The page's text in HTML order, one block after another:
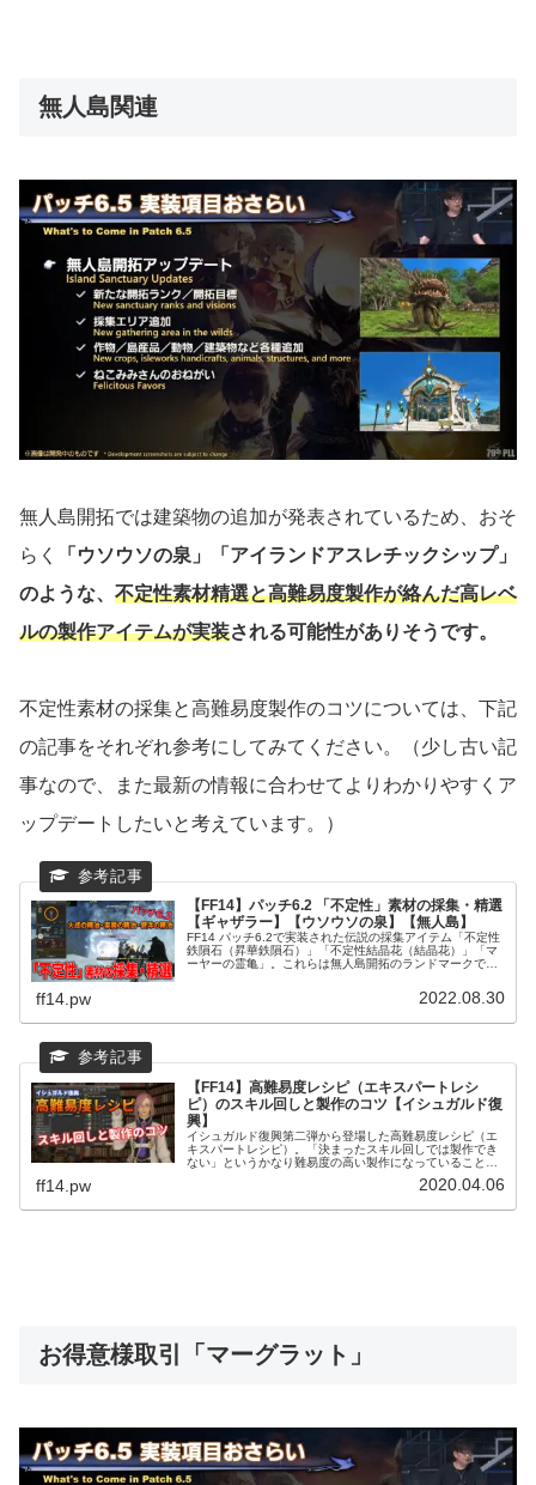
無人島関連
無人島開拓では建築物の追加が発表されているため、おそ
らく
「ウソウソの泉」「アイランドアスレチックシップ」
のような、 不定性素材精選と高難易度製作が絡んだ高レベ
ルの製作アイテムが実装される可能性がありそうです。
不定性素材の採集と高難易度製作のコツについては、下記
の記事をそれぞれ参考にしてみてください。（少し古い記
事なので、また最新の情報に合わせてよりわかりやすくア
ップデートしたいと考えています。）
【FF14】パッチ6.2 「不定性」素材の採集・精選
【ギャザラー】【ウソウソの泉】【無人島】
FF14 パッチ6.2で実装された伝説の採集アイテム「不定性
鉄隕石（昇華鉄隕石）」「不定性結晶花（結晶花）」「マ
ーヤーの霊亀」。これらは無人島開拓のランドマークであ
ff14.pw 2022.08.30
【FF14】高難易度レシピ（エキスパートレシ
ピ）のスキル回しと製作のコツ【イシュガルド復
興】
イシュガルド復興第二弾から登場した高難易度レシピ（エ
キスパートレシピ）。「決まったスキル回しでは製作でき
ない」というかなり難易度の高い製作になっていることも
ff14.pw 2020.04.06
お得意様取引「マーグラット」